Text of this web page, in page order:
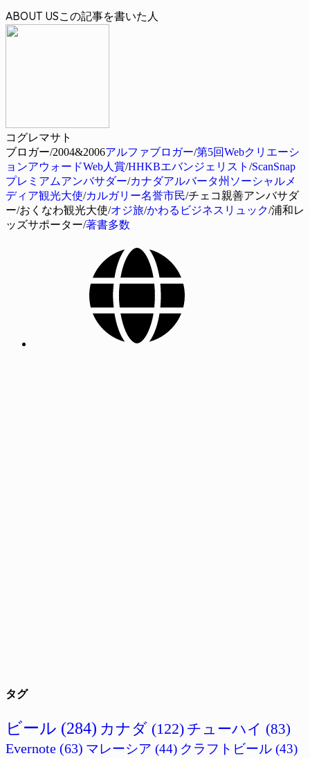
ABOUT US
コグレマサト
ブロガー/2004&2006アルファブロガー/第5回Webクリエーシ
ョンアウォードWeb人賞/HHKBエバンジェリスト /ScanSnap
プレミアムアンバサダー/カナダアルバータ州ソーシャルメ
ディア観光大使/カルガリー名誉市民/チェコ親善アンバサダ
ー/おくなわ観光大使/オジ旅/かわるビジネスリュック/浦和レ
ッズサポーター/著書多数
タグ
ビール (284) カナダ (122) チューハイ (83)
Evernote (63) マレーシア (44) クラフトビール (43)